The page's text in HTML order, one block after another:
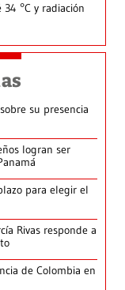
°C y radiación
su presencia
logran ser
para elegir el
Rivas responde a
de Colombia en